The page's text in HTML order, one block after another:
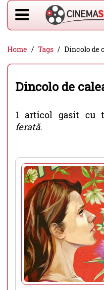
Home Tags Dincolo de
Dincolo de
1 articol gasit cu
ferată.